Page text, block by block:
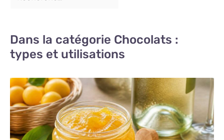
Dans la catégorie Chocolats :
types et utilisations